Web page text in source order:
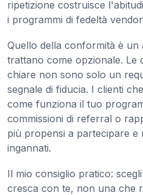
ripetizione costruisce
i programmi di fedeltà
Quello della conformità è
trattano come opzionale. Le
chiare non sono solo un
segnale di fiducia. I clienti
come funziona il tuo
commissioni di referral o
più propensi a partecipare e
ingannati.
Il mio consiglio pratico:
cresca con te, non una che